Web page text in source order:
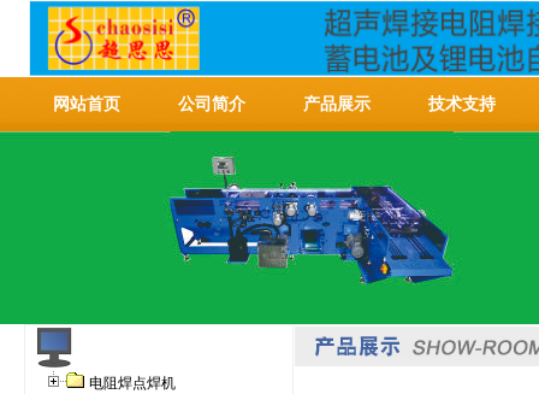
网站首页 公司简介 产品展示 技术支持
电阻焊点焊机